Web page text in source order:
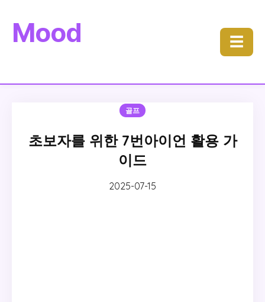
Mood ☰
골프
초보자를 위한 7번아이언 활용 가
이드
2025-07-15